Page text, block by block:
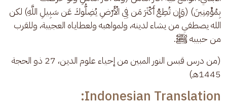
بِمُؤْمِنِينَ) (وَإِن تُطِعْ أَكْثَرَ مَن فِي الْأَرْضِ يُضِلُّوكَ عَن سَبِيلِ اللَّهِ) لكن
الله يصطفي من يشاء لدينه، ولمواهبه ولعطاياه العجيبة، وللقرب
من حبيبه ﷺ.
(من درس قبس النور المبين من إحياء علوم الدين، 27 ذو الحجة
1445هـ)
Indonesian Translation: